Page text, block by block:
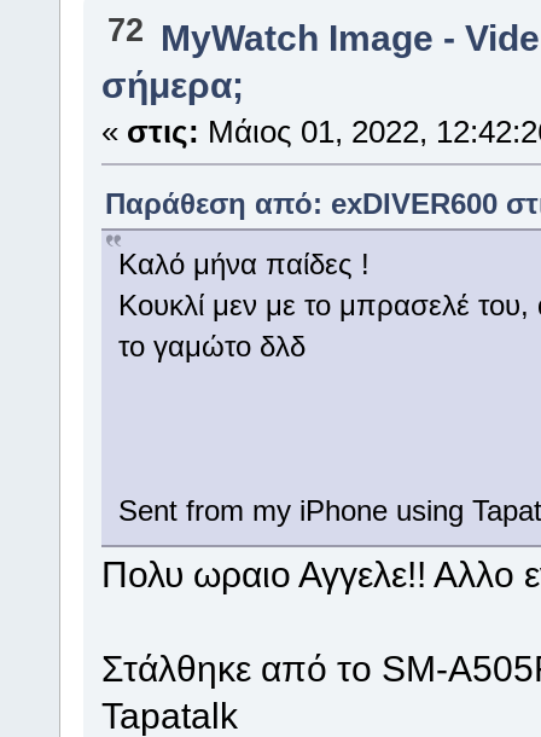
72 MyWatch Ιmage -
σήμερα;
« στις: Μάιος 01, 2022,
Παράθεση από: exDIVER600
Καλό μήνα παίδες !
Κουκλί μεν με το μπρασελέ
το γαμώτο δλδ
Sent from my iPhone using
Πολυ ωραιο Αγγελε!! Αλλο
Στάλθηκε από το SM-
Tapatalk